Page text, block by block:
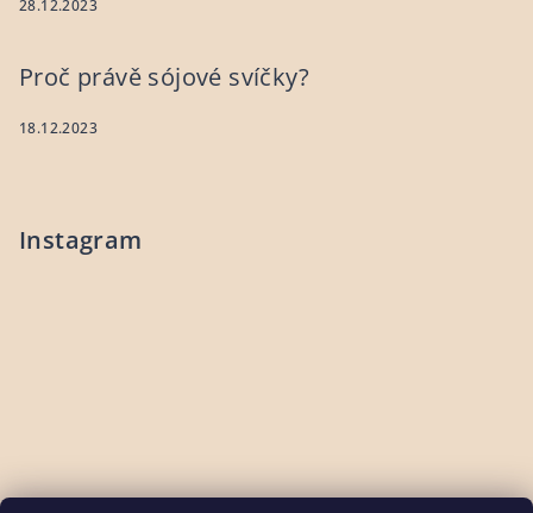
28.12.2023
Proč právě sójové svíčky?
18.12.2023
Instagram